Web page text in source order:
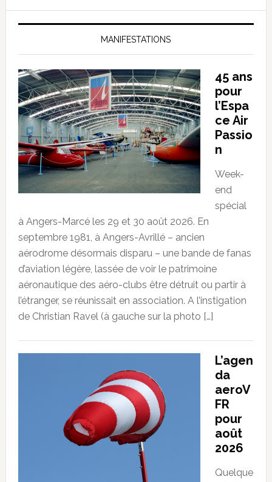
MANIFESTATIONS
45 ans
pour
l’Espa
ce Air
Passio
n
Week-
end
spécial
à Angers-Marcé les 29 et 30 août 2026. En
septembre 1981, à Angers-Avrillé – ancien
aérodrome désormais disparu – une bande de fanas
d’aviation légère, lassée de voir le patrimoine
aéronautique des aéro-clubs être détruit ou partir à
l’étranger, se réunissait en association. A l’instigation
de Christian Ravel (à gauche sur la photo […]
L’agen
da
aeroV
FR
pour
août
2026
Quelque